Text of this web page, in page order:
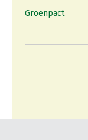
Contact
Groenpact